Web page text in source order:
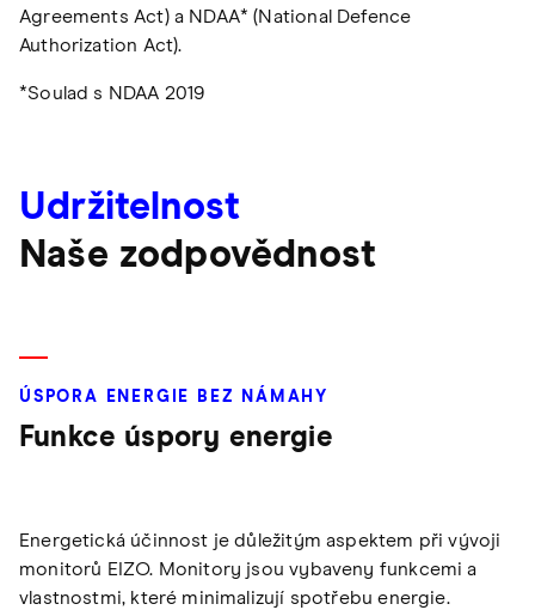
Agreements Act) a NDAA* (National Defence
Authorization Act).
*Soulad s NDAA 2019
Udržitelnost
Naše zodpovědnost
ÚSPORA ENERGIE BEZ NÁMAHY
Funkce úspory energie
Energetická účinnost je důležitým aspektem při vývoji
monitorů EIZO. Monitory jsou vybaveny funkcemi a
vlastnostmi, které minimalizují spotřebu energie.